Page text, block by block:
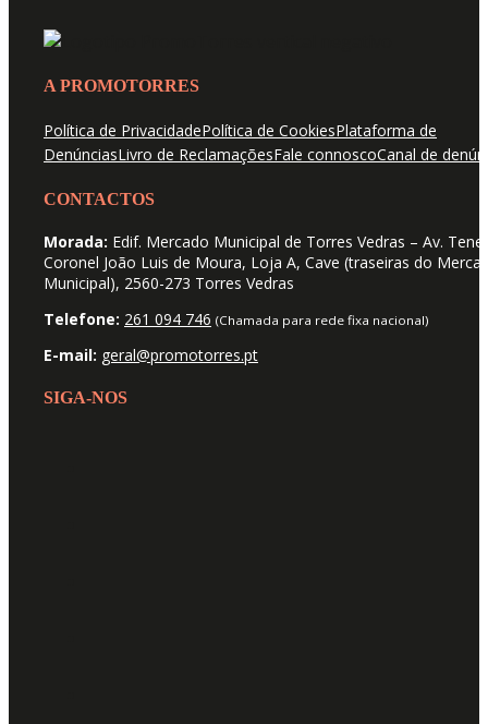
A PROMOTORRES
Política de PrivacidadePolítica de CookiesPlataforma de
DenúnciasLivro de ReclamaçõesFale connoscoCanal de
CONTACTOS
Morada: Edif. Mercado Municipal de Torres Vedras – Av.
Coronel João Luis de Moura, Loja A, Cave (traseiras do
Municipal), 2560-273 Torres Vedras
Telefone: 261 094 746 (Chamada para rede fixa nacional)
E-mail: geral@promotorres.pt
SIGA-NOS